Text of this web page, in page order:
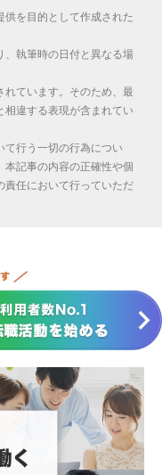
を目的として作成された
、執筆時の日付と異なる場
ています。そのため、最
相違する表現が含まれてい
て行う一切の行為につい
記事の内容の正確性や個
責任において行っていただ